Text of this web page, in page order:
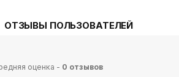
ОТЗЫВЫ ПОЛЬЗОВАТЕЛЕЙ
оценка - 0 отзывов